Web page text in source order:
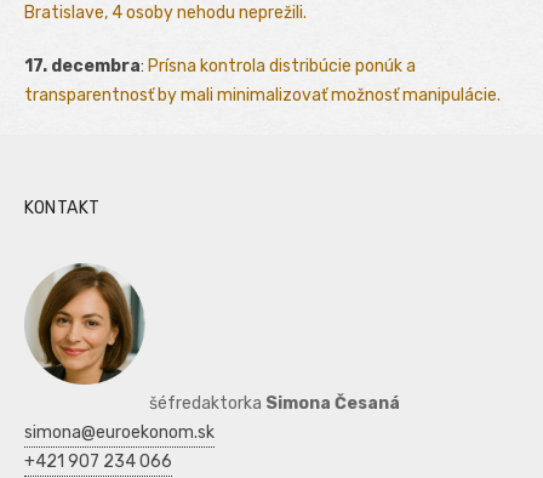
Bratislave, 4 osoby nehodu neprežili.
17. decembra: Prísna kontrola distribúcie ponúk a
transparentnosť by mali minimalizovať možnosť manipulácie.
KONTAKT
šéfredaktorka Simona Česaná
simona@euroekonom.sk
+421 907 234 066